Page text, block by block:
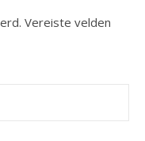
Vereiste velden